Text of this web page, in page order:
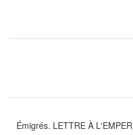
Émigrés. LETTRE À